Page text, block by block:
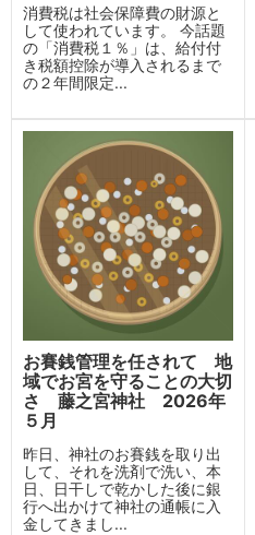
消費税は社会保障費の財源と
して使われています。 今話題
の「消費税１％」は、給付付
き税額控除が導入されるまで
の２年間限定...
お賽銭管理を任されて 地
域でお宮を守ることの大切
さ 藤之宮神社 2026年
５月
昨日、神社のお賽銭を取り出
して、それを洗剤で洗い、本
日、日干しで乾かした後に銀
行へ出かけて神社の通帳に入
金してきまし...